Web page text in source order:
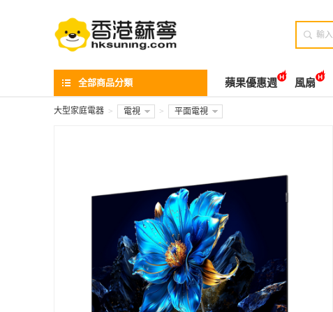

全部商品分類 蘋果優惠週 風扇
大型家庭電器 > 電視 > 平面電視